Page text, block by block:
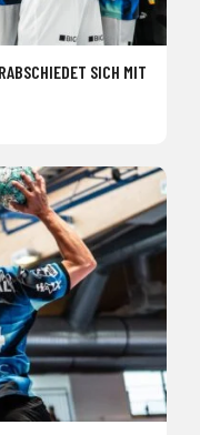
SICH MIT